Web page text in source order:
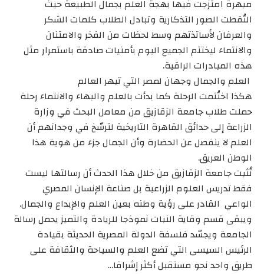
مبهرة امتزجت فيها بهجة العلم بجمال الطبيعة حيث
التُقطت الصور التذكارية وتبادل الطلاب كلمات الشكر
والعرفان لأساتذتهم وسط لحظات من الفخر والامتنان
والانتماء ليختتم الجميع اليوم بأمنيات صادقة باستمرار مثل
هذه المبادرات الراقية.
العلم والجمال وجهان لمصر التي تبهر العالم
هكذا اختُتمت الرحلة كما بدأت بالعلم والبهاء والانتماء رحلة
حملت طلاب جامعة الزقازيق من معامل البحث في وزارة
الزراعة إلى حدائق القاهرة التاريخية لترسّخ في وجدانهم أن
العلم لا ينفصل عن الحضارة وأن الجمال جزء من هوية هذا
الوطن العريق.
تُثبت جامعة الزقازيق من خلال هذا الحدث أن رسالتها ليست
فقط تدريس العلوم الزراعية بل صناعة الإنسان المصري
الواعي القادر على رؤية وطنه بعين العلم والإبداع والجمال.
ويبقى قسم وقاية النبات نموذجا للريادة والتميز يحمل رسالة
الجامعة ويجسّد فلسفة الدولة المصرية الحديثة بقيادة
الرئيس السيسى التي تضع العلم والسياحة والثقافة على
طريق واحد نحو مستقبل أكثر إشراقا…